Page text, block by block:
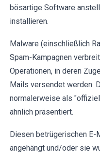
bösartige Software
installieren.
Malware (einschließlich
Spam-Kampagnen
Operationen, in deren
Mails versendet werden.
normalerweise als
ähnlich präsentiert.
Diesen betrügerischen
angehängt und/oder sie